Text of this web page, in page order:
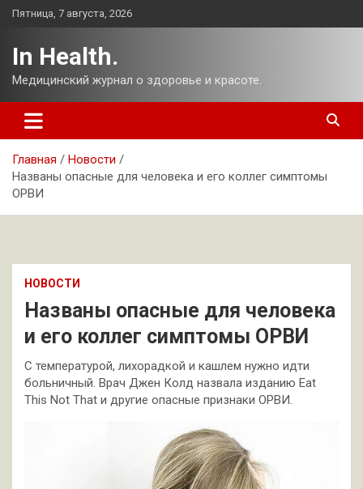
Перейти
Пятница, 7 августа, 2026
In Health.
Медицинский журнал о здоровье и красоте.
Главная
Новости
Названы опасные для человека и его коллег симптомы
ОРВИ
НОВОСТИ
Названы опасные для человека
и его коллег симптомы ОРВИ
С температурой, лихорадкой и кашлем нужно идти
больничный. Врач Джен Колд назвала изданию Eat
This Not That и другие опасные признаки ОРВИ.